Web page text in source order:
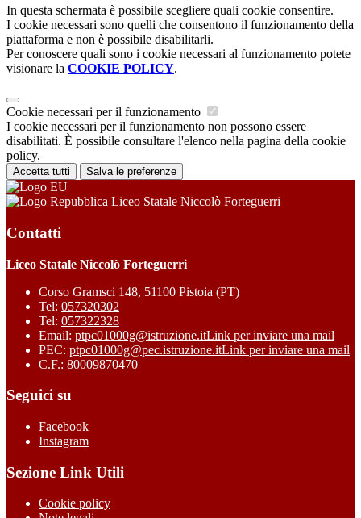
In questa schermata è possibile scegliere quali cookie consentire.
I cookie necessari sono quelli che consentono il funzionamento della
piattaforma e non è possibile disabilitarli.
Per conoscere quali sono i cookie necessari al funzionamento potete
visionare la COOKIE POLICY.
Cookie necessari per il funzionamento
I cookie necessari per il funzionamento non possono essere
disabilitati. È possibile consultare l'elenco nella pagina della cookie
policy.
Accetta tutti Salva le preferenze
Liceo Statale Niccolò Forteguerri
Contatti
Liceo Statale Niccolò Forteguerri
Corso Gramsci 148, 51100 Pistoia (PT)
Tel: 057320302
Tel: 057322328
Email: ptpc01000g@istruzione.itLink per inviare una mail
PEC: ptpc01000g@pec.istruzione.itLink per inviare una mail
C.F.: 80009870470
Seguici su
Facebook
Instagram
Sezione Link Utili
Cookie policy